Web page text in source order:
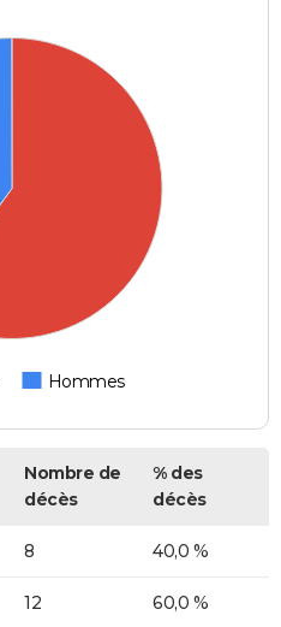
Hommes
Nombre de
décès
% des
décès
8 40,0 %
12 60,0 %